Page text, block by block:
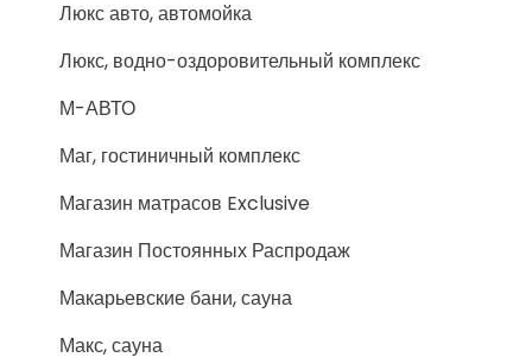
Люкс авто, автомойка
Люкс, водно-оздоровительный комплекс
М-АВТО
Маг, гостиничный комплекс
Магазин матрасов Exclusive
Магазин Постоянных Распродаж
Макарьевские бани, сауна
Макс, сауна